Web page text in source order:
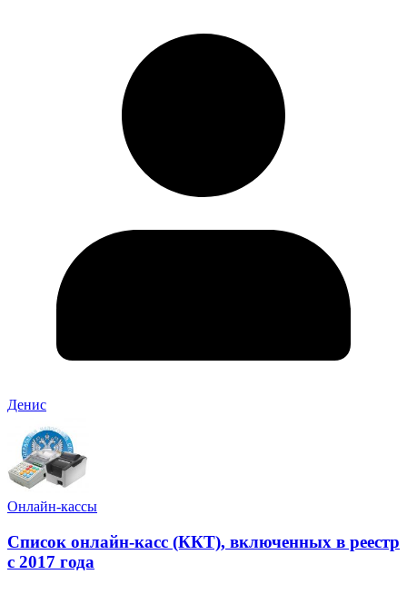
Денис
Онлайн-кассы
Список онлайн-касс (ККТ), включенных в реестр
с 2017 года